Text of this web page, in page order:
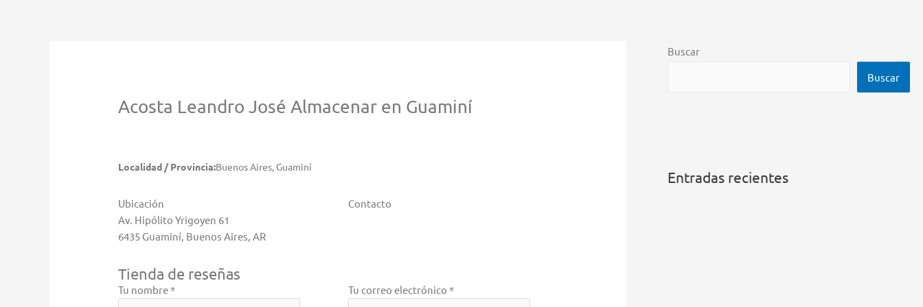
Acosta Leandro JoséAlmacenar en Guaminí
Localidad / Provincia:Buenos Aires, Guaminí
Ubicación
Av. Hipólito Yrigoyen 61
6435 Guaminí, Buenos Aires, AR
Contacto
Tienda de reseñas
Tu nombre * Tu correo electrónico *
Buscar
Buscar
Entradas recientes